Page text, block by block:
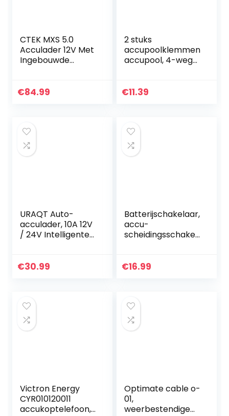
CTEK MXS 5.0
Acculader 12V Met
Ingebouwde
Motorfiets- En
€84.99
2 stuks
accupoolklemmen
accupool, 4-weg
ontkoppelgereeds
€11.39
URAQT Auto-
acculader, 10A 12V
/ 24V Intelligente
met LCD
€30.99
Batterijschakelaar,
accu-
scheidingsschakel
scheidingsschakel
€16.99
Victron Energy
CYR010120011
accukoptelefoon,
Optimate cable o-
01,
weerbestendige